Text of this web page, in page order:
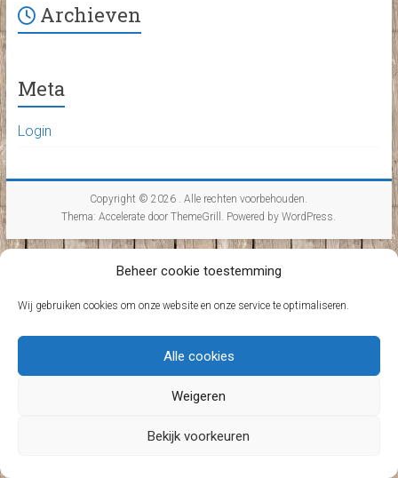
Beheer cookie toestemming
Wij gebruiken cookies om onze website en onze service te optimaliseren.
Alle cookies
Weigeren
Bekijk voorkeuren
Archieven
Meta
Login
Copyright © 2026 . Alle rechten voorbehouden.
Thema:Accelerate door ThemeGrill. Powered byWordPress.